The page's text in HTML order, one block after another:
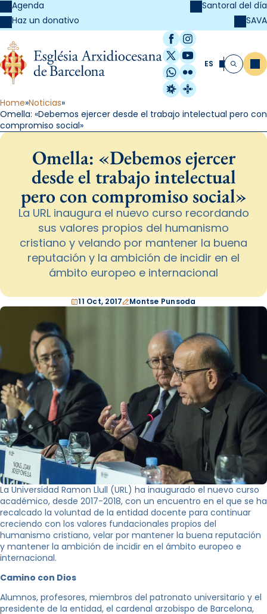
Agenda
Haz un donativo
Santoral del día
SAVA
Facebook
Instagram
X / Twitter
YouTube
WhatsApp
Flickr
Radio Estel
Catalunya
ES Buscar
Home Noticias
Omella: «Debemos ejercer desde el trabajo intelectual pero con
compromiso social»
Omella: «Debemos ejercer
desde el trabajo intelectual
pero con compromiso social»
La URL inaugura el nuevo curso recordando
sus valores propios del humanismo
cristiano y velando por mantener la buena
reputación y la ambición de incidir en el
ámbito europeo e internacional
11 Oct, 2017 Montse Punsoda
La Universidad Ramon Llull (URL) ha inaugurado el nuevo curso
académico, desde 2017-2018, con un encuentro en el que se ha
recalcado la voluntad de la entidad docente para continuar
creciendo con los valores fundacionales propios del
humanismo cristiano, velar por mantener la buena reputación
y mantener la ambición de incidir en el ámbito europeo e
internacional.
Camino con Dios
Alumnos, profesores, miembros del patronato universitario y el
presidente de la entidad, el cardenal arzobispo de Barcelona, ​​